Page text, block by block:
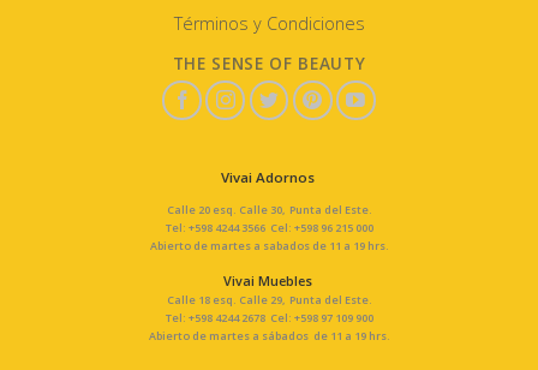
Términos y Condiciones
THE SENSE OF BEAUTY
Vivai Adornos
Calle 20 esq. Calle 30, Punta del Este.
Tel: +598 4244 3566 Cel: +598 96 215 000
Abierto de martes a sabados de 11 a 19 hrs.
Vivai Muebles
Calle 18 esq. Calle 29, Punta del Este.
Tel: +598 4244 2678 Cel: +598 97 109 900
Abierto de martes a sábados de 11 a 19 hrs.